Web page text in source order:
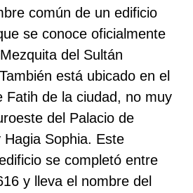
común de un edificio
se conoce oficialmente
del Sultán
está ubicado en el
Fatih de la ciudad, no muy
del Palacio de
Hagia Sophia. Este
se completó entre
y lleva el nombre del